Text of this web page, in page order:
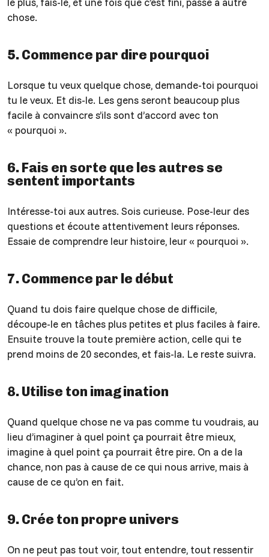
chose.
5. Commence par dire pourquoi
Lorsque tu veux quelque chose, demande-toi pourquoi
tu le veux. Et dis-le. Les gens seront beaucoup plus
facile à convaincre s’ils sont d’accord avec ton
« pourquoi ».
6. Fais en sorte que les autres se
sentent importants
Intéresse-toi aux autres. Sois curieuse. Pose-leur des
questions et écoute attentivement leurs réponses.
Essaie de comprendre leur histoire, leur « pourquoi ».
7. Commence par le début
Quand tu dois faire quelque chose de difficile,
découpe-le en tâches plus petites et plus faciles à faire.
Ensuite trouve la toute première action, celle qui te
prend moins de 20 secondes, et fais-la. Le reste suivra.
8. Utilise ton imagination
Quand quelque chose ne va pas comme tu voudrais, au
lieu d’imaginer à quel point ça pourrait être mieux,
imagine à quel point ça pourrait être pire. On a de la
chance, non pas à cause de ce qui nous arrive, mais à
cause de ce qu’on en fait.
9. Crée ton propre univers
On ne peut pas tout voir, tout entendre, tout ressentir